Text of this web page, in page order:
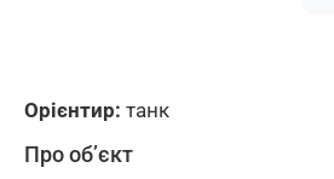
Орієнтир: танк
Про об’єкт